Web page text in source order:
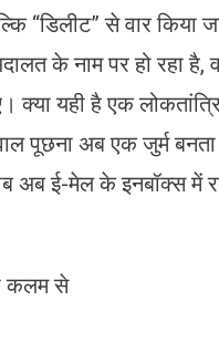
“डिलीट” से वार किया
के नाम पर हो रहा है,
क्या यही है एक
पूछना अब एक जुर्म बनता
अब ई-मेल के इनबॉक्स में
कलम से